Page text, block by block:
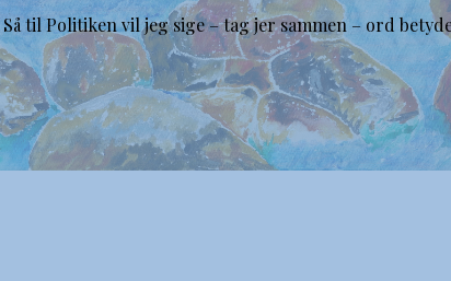
Så til Politiken vil jeg sige – tag jer sammen – ord